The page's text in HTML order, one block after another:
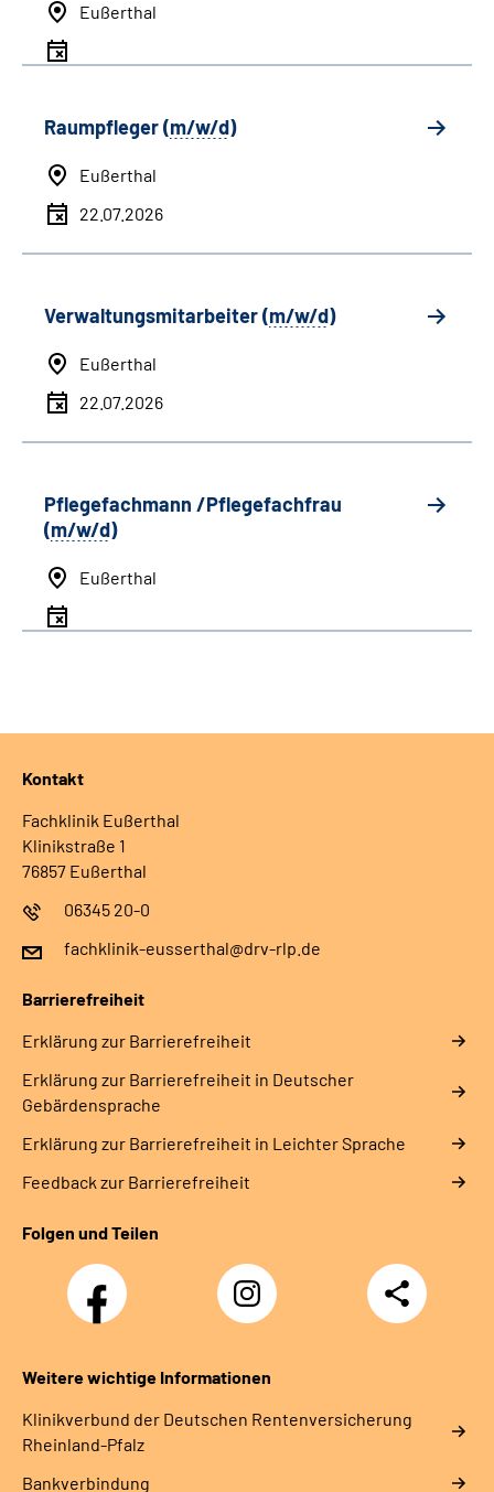
Eußerthal
Raumpfleger (m/w/d)
Eußerthal
22.07.2026
Verwaltungsmitarbeiter (m/w/d)
Eußerthal
22.07.2026
Pflegefachmann /Pflegefachfrau
(m/w/d)
Eußerthal
Kontakt
Fachklinik Eußerthal
Klinikstraße 1
76857 Eußerthal
06345 20-0
fachklinik-eusserthal@drv-rlp.de
Barrierefreiheit
Erklärung zur Barrierefreiheit
Erklärung zur Barrierefreiheit in Deutscher
Gebärdensprache
Erklärung zur Barrierefreiheit in Leichter Sprache
Feedback zur Barrierefreiheit
Folgen und Teilen
Facebook
Instagram
DRV
Nachwuchskräfte
Teilen
Weitere wichtige Informationen
Klinikverbund der Deutschen Rentenversicherung
Rheinland-Pfalz
Bankverbindung